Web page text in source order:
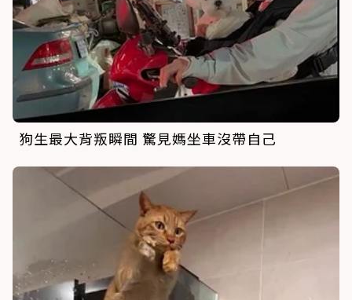
狗生最大背叛瞬間 驚見媽坐車沒帶自己